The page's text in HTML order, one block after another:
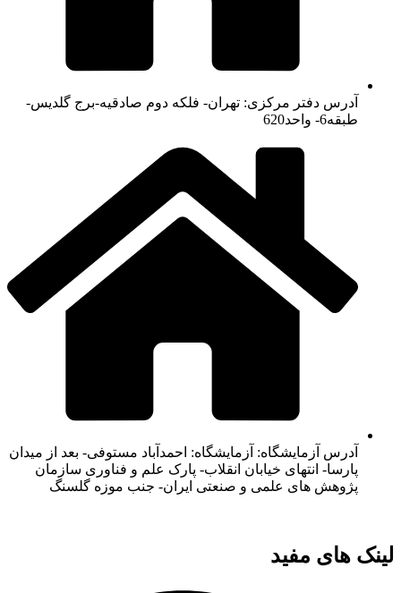
آدرس دفتر مرکزی: تهران- فلکه دوم صادقیه-برج گلدیس-
طبقه6- واحد620
آدرس آزمایشگاه: آزمایشگاه: احمدآباد مستوفی- بعد از میدان
پارسا- انتهای خیابان انقلاب- پارک علم و فناوری سازمان
پژوهش های علمی و صنعتی ایران- جنب موزه گلسنگ
لینک های مفید